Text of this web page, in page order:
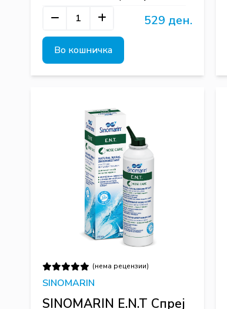
529 ден.
Во кошничка
(нема рецензии)
SINOMARIN
SINOMARIN E.N.T Спреј